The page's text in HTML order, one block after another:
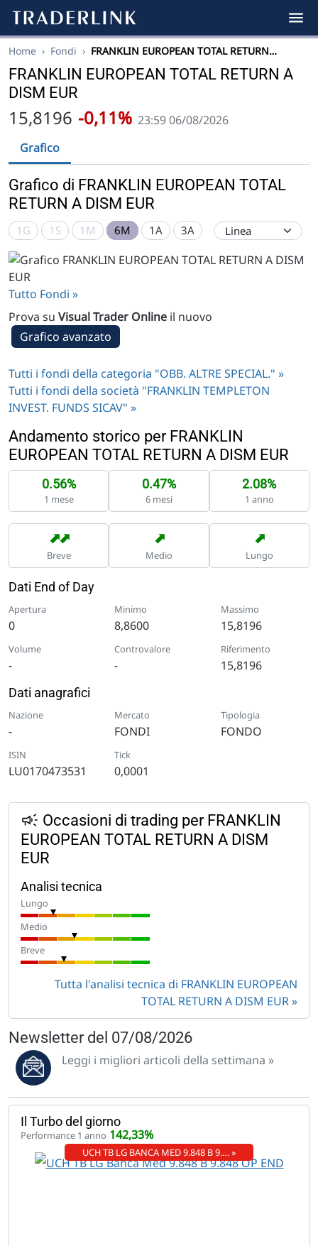
Home › Fondi › FRANKLIN EUROPEAN TOTAL RETURN…
FRANKLIN EUROPEAN TOTAL RETURN A
DISM EUR
15,8196 -0,11% 23:59 06/08/2026
Grafico
Grafico di FRANKLIN EUROPEAN TOTAL
RETURN A DISM EUR
1G 1S 1M 6M 1A 3A
Tutto Fondi »
Prova su Visual Trader Online il nuovo
Grafico avanzato
Tutti i fondi della categoria "OBB. ALTRE SPECIAL." »
Tutti i fondi della società "FRANKLIN TEMPLETON
INVEST. FUNDS SICAV" »
Andamento storico per FRANKLIN
EUROPEAN TOTAL RETURN A DISM EUR
0.56%
1 mese
0.47%
6 mesi
2.08%
1 anno
➡
➡
Breve
➡
Medio
➡
Lungo
Dati End of Day
Apertura
0
Minimo
8,8600
Massimo
15,8196
Volume
-
Controvalore
-
Riferimento
15,8196
Dati anagrafici
Nazione
-
Mercato
FONDI
Tipologia
FONDO
ISIN
LU0170473531
Tick
0,0001
Occasioni di trading per FRANKLIN
EUROPEAN TOTAL RETURN A DISM
EUR
Analisi tecnica
Lungo
Medio
Breve
Tutta l'analisi tecnica di FRANKLIN EUROPEAN
TOTAL RETURN A DISM EUR
Newsletter del 07/08/2026
Leggi i migliori articoli della settimana »
Il Turbo del giorno
Performance 1 anno 142,33%
UCH TB LG BANCA MED 9.848 B 9.… »